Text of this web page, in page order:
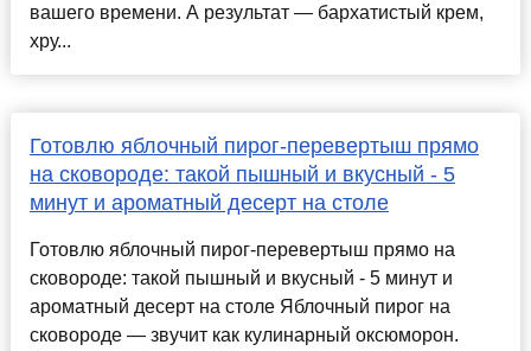
вашего времени. А результат — бархатистый крем,
хру...
Готовлю яблочный пирог-перевертыш прямо
на сковороде: такой пышный и вкусный - 5
минут и ароматный десерт на столе
Готовлю яблочный пирог-перевертыш прямо на
сковороде: такой пышный и вкусный - 5 минут и
ароматный десерт на столе Яблочный пирог на
сковороде — звучит как кулинарный оксюморон.